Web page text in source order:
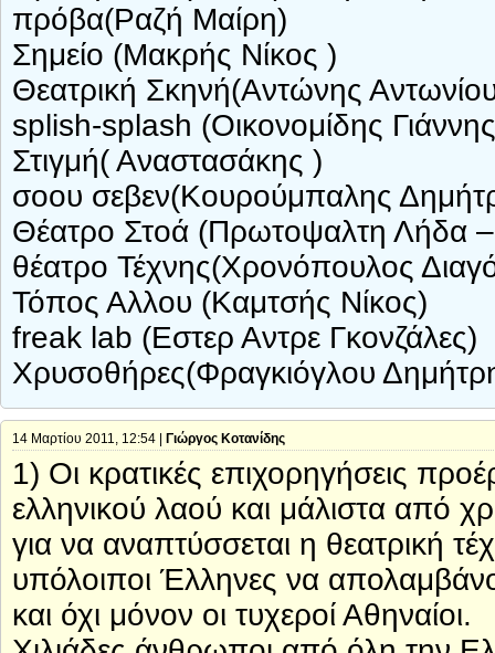
πρόβα(Ραζή Μαίρη)
Σημείο (Μακρής Νίκος )
Θεατρική Σκηνή(Αντώνης
splish-splash (Οικονομίδης
Στιγμή( Αναστασάκης )
σοου σεβεν(Κουρούμπαλης
Θέατρο Στοά (Πρωτοψαλτη Λήδα
θέατρο Τέχνης(Χρονόπουλος
Τόπος Αλλου (Καμτσής Νίκος)
freak lab (Εστερ Αντρε Γκονζάλες)
Χρυσοθήρες(Φραγκιόγλου
14 Μαρτίου 2011, 12:54 | Γιώργος Κοτανίδης
1) Οι κρατικές επιχορηγήσεις
ελληνικού λαού και μάλιστα από
για να αναπτύσσεται η θεατρική
υπόλοιποι Έλληνες να
και όχι μόνον οι τυχεροί Αθηναίοι.